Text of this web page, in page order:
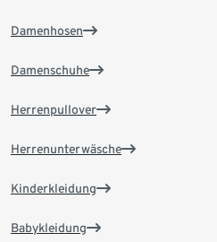
Damenhosen
Damenschuhe
Herrenpullover
Herrenunterwäsche
Kinderkleidung
Babykleidung